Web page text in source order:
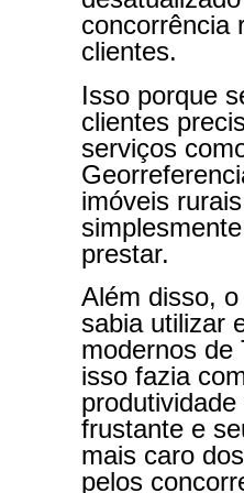
concorrência
clientes.
Isso porque
clientes
serviços
imóveis
prestar.
Além disso,
sabia utilizar
modernos de
isso fazia
frustante e
mais caro
pelos